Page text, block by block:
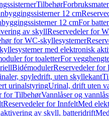
Tilbehør
12 cm
12 cmFor
av skyllReservedeler for
for WC-skyllesystemer
med elektronisk
for toaletterFor
BidémodulerReservedeler for
spyledrift, uten skyllekant
urinalstyringUrinal, drift uten
for TilbehørVannlåser og
Reservedeler for InnfeltMed
av skyll, batteridrift